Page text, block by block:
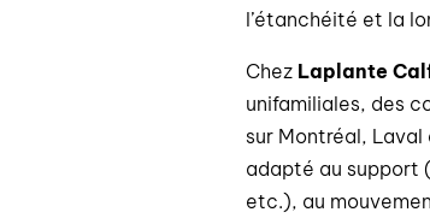
l’étanchéité et la
Chez Laplante
unifamiliales, des
sur Montréal,
adapté au support
etc.), au